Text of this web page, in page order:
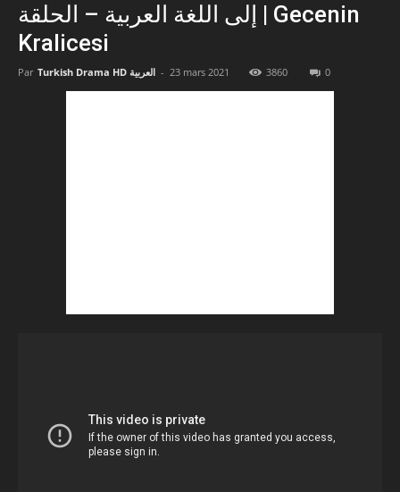
إلى اللغة العربية – الحلقة | Gecenin
Kralicesi
Par Turkish Drama HD العربية - 23 mars 2021 3860 0